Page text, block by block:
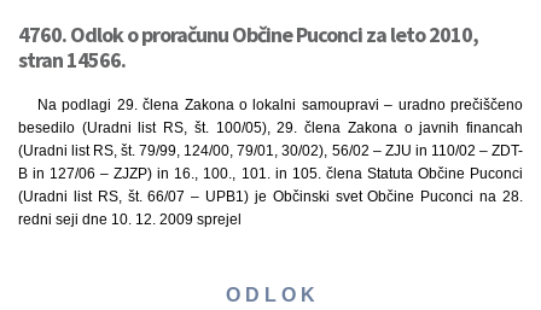
4760. Odlok o proračunu Občine Puconci za leto 2010,
stran 14566.
Na podlagi 29. člena Zakona o lokalni samoupravi – uradno prečiščeno
besedilo (Uradni list RS, št. 100/05), 29. člena Zakona o javnih financah
(Uradni list RS, št. 79/99, 124/00, 79/01, 30/02), 56/02 – ZJU in 110/02 – ZDT-
B in 127/06 – ZJZP) in 16., 100., 101. in 105. člena Statuta Občine Puconci
(Uradni list RS, št. 66/07 – UPB1) je Občinski svet Občine Puconci na 28.
redni seji dne 10. 12. 2009 sprejel
O D L O K